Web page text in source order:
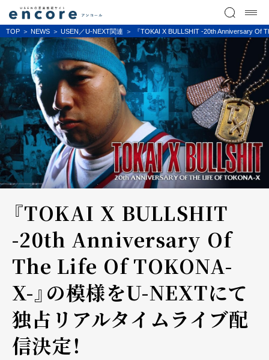
TOP NEWS USEN／U-NEXT関連 『TOKAI X BULLSHIT -20th Anniversary Of
『TOKAI X BULLSHIT
-20th Anniversary Of
The Life Of TOKONA-
X-』の模様をU-NEXTにて
独占リアルタイムライブ配
信決定！